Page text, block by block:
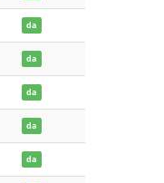
da
da
da
da
da